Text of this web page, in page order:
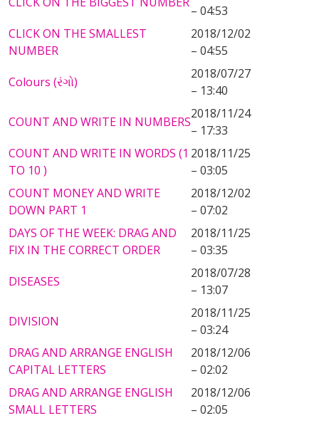
– 04:53
CLICK ON THE SMALLEST
NUMBER
2018/12/02
– 04:55
Colours (રંગો)
2018/07/27
– 13:40
COUNT AND WRITE IN NUMBERS
2018/11/24
– 17:33
COUNT AND WRITE IN WORDS (1
TO 10 )
2018/11/25
– 03:05
COUNT MONEY AND WRITE
DOWN PART 1
2018/12/02
– 07:02
DAYS OF THE WEEK: DRAG AND
FIX IN THE CORRECT ORDER
2018/11/25
– 03:35
DISEASES
2018/07/28
– 13:07
DIVISION
2018/11/25
– 03:24
DRAG AND ARRANGE ENGLISH
CAPITAL LETTERS
2018/12/06
– 02:02
DRAG AND ARRANGE ENGLISH
SMALL LETTERS
2018/12/06
– 02:05